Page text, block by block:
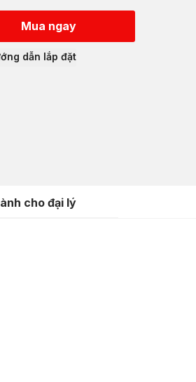
Mua ngay
dẫn lắp đặt
cho đại lý